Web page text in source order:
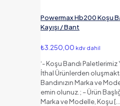
Powermax Hb200 Koşu
Kayışı / Bant
₺3.250,00 kdv dahil
‘- Koşu Bandı
İthal Ürünlerden
Bandınızın Marka ve
emin olunuz.; – Ürün
Marka ve Modelle, Koşu